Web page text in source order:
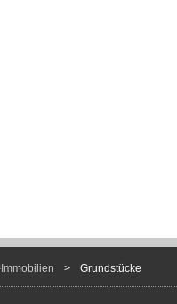
> Grundstücke